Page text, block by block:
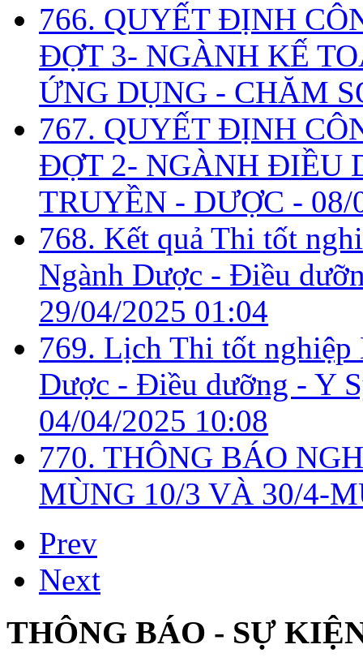
766. QUYẾT ĐỊNH
ĐỢT 3- NGÀNH KẾ
ỨNG DỤNG - CHĂM
767. QUYẾT ĐỊNH
ĐỢT 2- NGÀNH ĐIỀU
TRUYỀN - DƯỢC - 08/
768. Kết quả Thi tốt
Ngành Dược - Điều
29/04/2025 01:04
769. Lịch Thi tốt
Dược - Điều dưỡng - Y
04/04/2025 10:08
770. THÔNG BÁO
MÙNG 10/3 VÀ 30/4-
Prev
Next
THÔNG BÁO - SỰ